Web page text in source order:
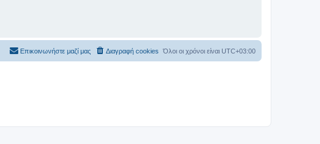
Όλοι οι χρόνοι είναι UTC+03:00
Διαγραφή cookies
Επικοινωνήστε μαζί μας